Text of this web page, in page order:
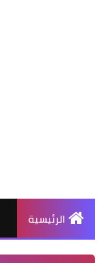
الرئيسية